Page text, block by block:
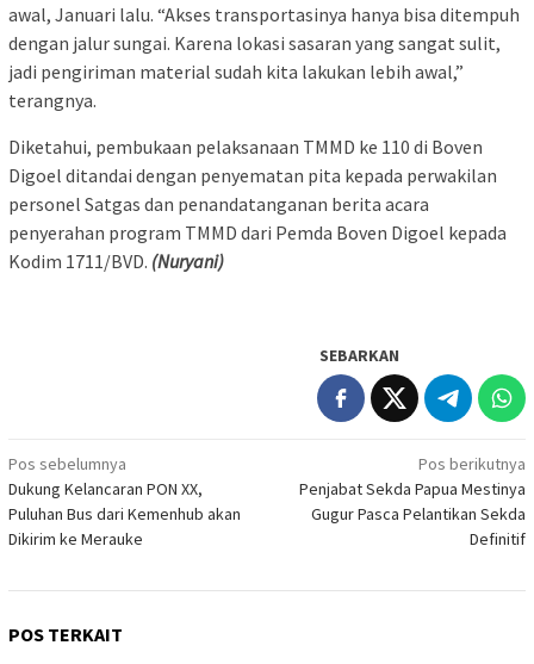
awal, Januari lalu. “Akses transportasinya hanya bisa ditempuh
dengan jalur sungai. Karena lokasi sasaran yang sangat sulit,
jadi pengiriman material sudah kita lakukan lebih awal,”
terangnya.
Diketahui, pembukaan pelaksanaan TMMD ke 110 di Boven
Digoel ditandai dengan penyematan pita kepada perwakilan
personel Satgas dan penandatanganan berita acara
penyerahan program TMMD dari Pemda Boven Digoel kepada
Kodim 1711/BVD. (Nuryani)
SEBARKAN
Navigasi
pos
Pos sebelumnya
Dukung Kelancaran PON XX,
Puluhan Bus dari Kemenhub akan
Dikirim ke Merauke
Pos berikutnya
Penjabat Sekda Papua Mestinya
Gugur Pasca Pelantikan Sekda
Definitif
POS TERKAIT